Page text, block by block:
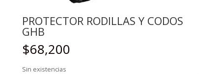
PROTECTOR RODILLAS Y CODOS
GHB
$68,200
Sin existencias